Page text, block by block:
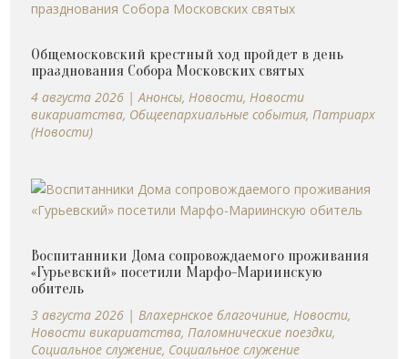
Общемосковский крестный ход пройдет в день
празднования Собора Московских святых
4 августа 2026 |Анонсы,Новости,Новости
викариатства, Общеепархиальные события,Патриарх
(Новости)
Воспитанники Дома сопровождаемого проживания
«Гурьевский» посетили Марфо-Мариинскую
обитель
3 августа 2026 |Влахернское благочиние,Новости,
Новости викариатства,Паломнические поездки,
Социальное служение, Социальное служение